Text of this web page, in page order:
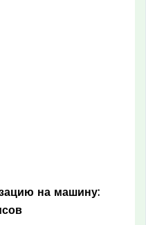
на машину: